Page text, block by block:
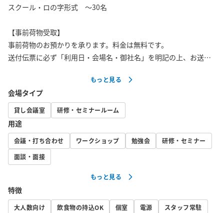
スクール・ロの字形式　～30名
【事前荷物受取】
事前荷物のお預かりを承ります。料金は無料です。
送付伝票に必ず「利用日・会場名・御社名」を明記の上、お送り
着払いでのお受け取りは致しかねます。
原則1営業日前着にてご手配をお願いしておりますが、土日祝祭日
を挟む場合は平日着にてご手配頂いても結構です。
お荷物の数量が多い場合は、事前にお申し出ください。
ご利用当日に室内にてお渡しとなります。
■当日荷物の発送について
ヤマト運輸での着払いのお荷物のみお預かり致します。
お持ち込みの伝票はご利用頂けません。
もっと見る
会場タイプ
貸し会議室 研修・セミナールーム
用途
会議・打ち合わせ ワークショップ 勉強会
研修・セミナー
面談・面接
もっと見る
特徴
大人数向け 飲食物の持込OK 個室 電源 スタッフ常駐